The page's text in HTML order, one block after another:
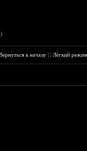
к началу ||Лёгкий